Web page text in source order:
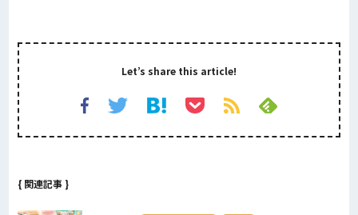
Let’s share this article!
{ 関連記事 }